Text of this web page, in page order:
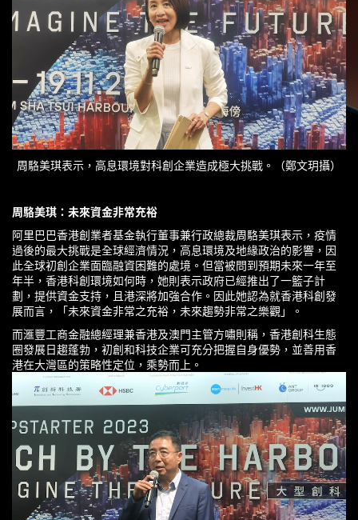
周駱美琪表示，高息環境對科創企業造成極大挑戰。（鄭文玥攝）
周駱美琪：未來資金非常充裕
阿里巴巴香港創業者基金執行董事兼行政總裁周駱美琪表示，疫情
過後的最大挑戰是全球經濟情況，高息環境及地緣政治的影響，因
此全球初創企業面臨融資困難的處境。但當被問到預期未來一年至
年半，香港科創環境如何時，她則表示政府已經推出了一籃子計
劃，提供資金支持，且港深將加強合作。因此她認為就香港科創發
展而言，「未來資金非常之充裕，未來趨勢非常之樂觀」。
而滙豐工商金融總經理兼香港及澳門主管方嘯則稱，香港創科生態
圈發展日趨蓬勃，初創和科技企業可充分把握自身優勢，並善用香
港在大灣區的策略性定位，乘勢而上。